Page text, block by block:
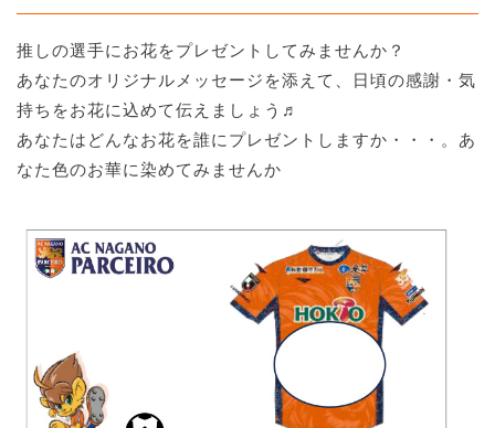
推しの選手にお花をプレゼントしてみませんか？
あなたのオリジナルメッセージを添えて、日頃の感謝・気
持ちをお花に込めて伝えましょう♬
あなたはどんなお花を誰にプレゼントしますか・・・。あ
なた色のお華に染めてみませんか